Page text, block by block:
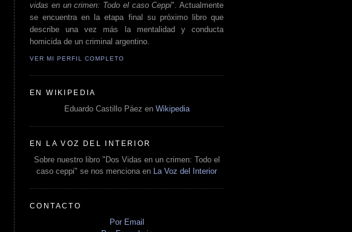
vidas en un crimen: Todo el caso Ceppi". Actualmente
se encuentra en la etapa final su próximo libro que
describe una vez más la mentalidad y conducta
homicida de un criminal argentino.
VER MI PERFIL COMPLETO
EN WIKIPEDIA
Eduardo Castillo Páez en Wikipedia
EN LA VOZ DEL INTERIOR
Sobre nuestro libro "Dos Vidas en un crimen: Todo el
caso ceppi" se nos menciona en
La Voz del Interior
CONTACTO
Por Email